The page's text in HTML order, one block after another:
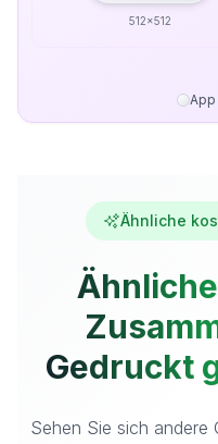
512x512
App
Ähnliche
Gedruckt
Sehen Sie sich andere